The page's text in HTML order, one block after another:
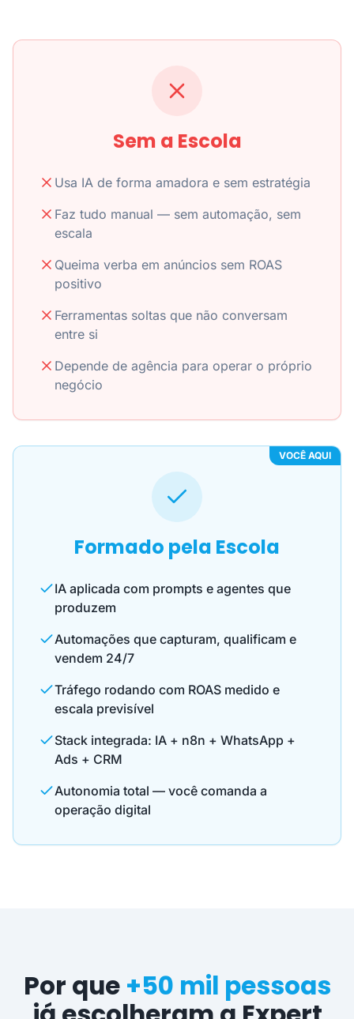
Sem a Escola
Usa IA de forma amadora e sem estratégia
Faz tudo manual — sem automação, sem
escala
Queima verba em anúncios sem ROAS
positivo
Ferramentas soltas que não conversam
entre si
Depende de agência para operar o próprio
negócio
VOCÊ AQUI
Formado pela Escola
IA aplicada com prompts e agentes que
produzem
Automações que capturam, qualificam e
vendem 24/7
Tráfego rodando com ROAS medido e
escala previsível
Stack integrada: IA + n8n + WhatsApp +
Ads + CRM
Autonomia total — você comanda a
operação digital
Por que +50 mil pessoas